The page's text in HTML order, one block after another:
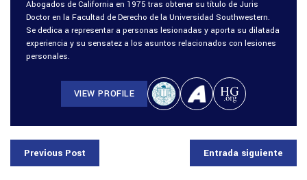
Abogados de California en 1975 tras obtener su título de Juris
Doctor en la Facultad de Derecho de la Universidad Southwestern.
Se dedica a representar a personas lesionadas y aporta su dilatada
experiencia y su sensatez a los asuntos relacionados con lesiones
personales.
VIEW PROFILE
Previous Post Entrada siguiente